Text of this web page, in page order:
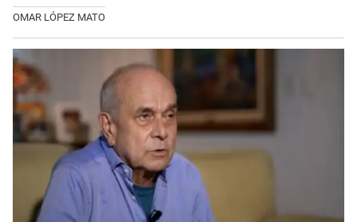
OMAR LÓPEZ MATO